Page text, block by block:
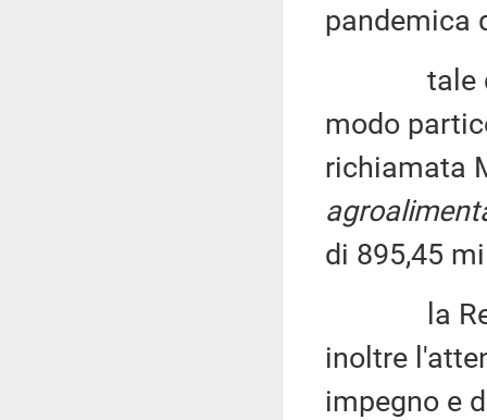
pandemica
tale
modo
richiamata
di 895,45
la
inoltre
impegno e